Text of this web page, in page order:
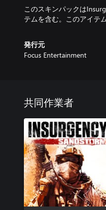
このスキンパックは
テムを含む。このアイテ
発行元
Focus Entertainment
共同作業者